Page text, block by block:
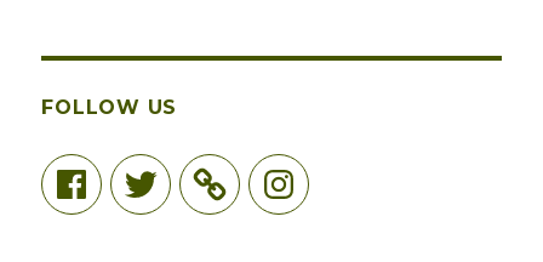
FOLLOW US
FacebookTwitter Instagram